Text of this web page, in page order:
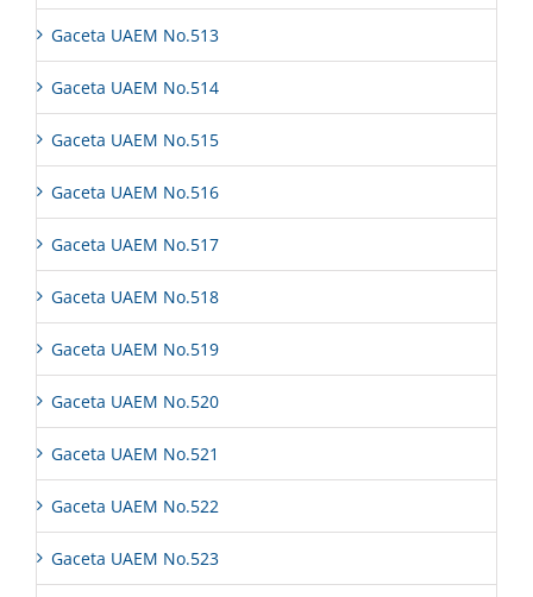
Gaceta UAEM No.513
Gaceta UAEM No.514
Gaceta UAEM No.515
Gaceta UAEM No.516
Gaceta UAEM No.517
Gaceta UAEM No.518
Gaceta UAEM No.519
Gaceta UAEM No.520
Gaceta UAEM No.521
Gaceta UAEM No.522
Gaceta UAEM No.523